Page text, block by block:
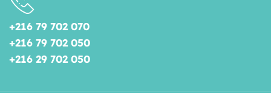
+216 79 702 070
+216 79 702 050
+216 29 702 050